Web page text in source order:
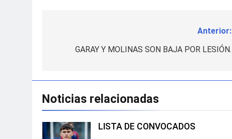
Anterior:
GARAY Y MOLINAS SON BAJA POR LESIÓN.
Noticias relacionadas
LISTA DE CONVOCADOS